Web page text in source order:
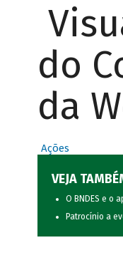
do
da
Ações
VEJA
O BNDES e o
Patrocínio a